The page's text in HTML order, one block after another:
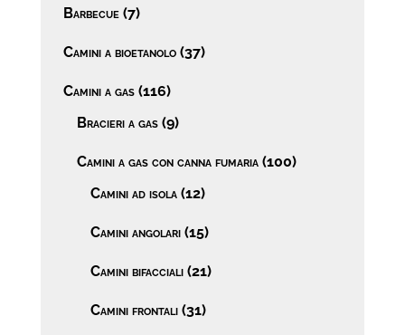
Barbecue (7)
Camini a bioetanolo (37)
Camini a gas (116)
Bracieri a gas (9)
Camini a gas con canna fumaria (100)
Camini ad isola (12)
Camini angolari (15)
Camini bifacciali (21)
Camini frontali (31)